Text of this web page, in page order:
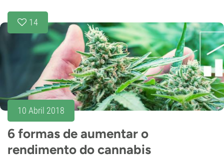
14
10 Abril 2018
6 formas de aumentar o
rendimento do cannabis